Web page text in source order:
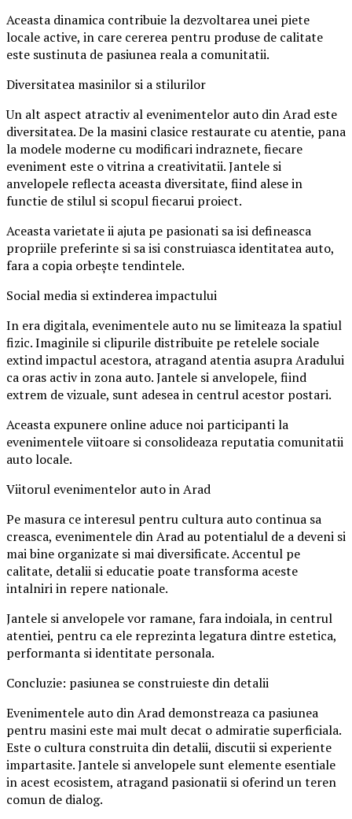
Aceasta dinamica contribuie la dezvoltarea unei piete
locale active, in care cererea pentru produse de calitate
este sustinuta de pasiunea reala a comunitatii.
Diversitatea masinilor si a stilurilor
Un alt aspect atractiv al evenimentelor auto din Arad este
diversitatea. De la masini clasice restaurate cu atentie, pana
la modele moderne cu modificari indraznete, fiecare
eveniment este o vitrina a creativitatii. Jantele si
anvelopele reflecta aceasta diversitate, fiind alese in
functie de stilul si scopul fiecarui proiect.
Aceasta varietate ii ajuta pe pasionati sa isi defineasca
propriile preferinte si sa isi construiasca identitatea auto,
fara a copia orbește tendintele.
Social media si extinderea impactului
In era digitala, evenimentele auto nu se limiteaza la spatiul
fizic. Imaginile si clipurile distribuite pe retelele sociale
extind impactul acestora, atragand atentia asupra Aradului
ca oras activ in zona auto. Jantele si anvelopele, fiind
extrem de vizuale, sunt adesea in centrul acestor postari.
Aceasta expunere online aduce noi participanti la
evenimentele viitoare si consolideaza reputatia comunitatii
auto locale.
Viitorul evenimentelor auto in Arad
Pe masura ce interesul pentru cultura auto continua sa
creasca, evenimentele din Arad au potentialul de a deveni si
mai bine organizate si mai diversificate. Accentul pe
calitate, detalii si educatie poate transforma aceste
intalniri in repere nationale.
Jantele si anvelopele vor ramane, fara indoiala, in centrul
atentiei, pentru ca ele reprezinta legatura dintre estetica,
performanta si identitate personala.
Concluzie: pasiunea se construieste din detalii
Evenimentele auto din Arad demonstreaza ca pasiunea
pentru masini este mai mult decat o admiratie superficiala.
Este o cultura construita din detalii, discutii si experiente
impartasite. Jantele si anvelopele sunt elemente esentiale
in acest ecosistem, atragand pasionatii si oferind un teren
comun de dialog.